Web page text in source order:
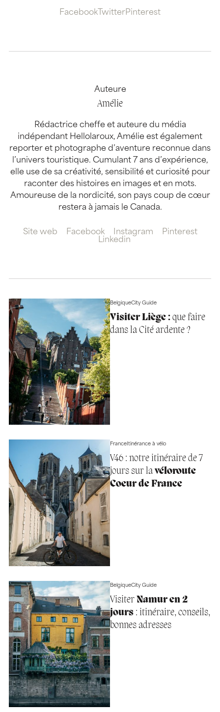
Facebook TwitterPinterest
Auteure
Amélie
Rédactrice cheffe et auteure du média
indépendant Hellolaroux, Amélie est également
reporter et photographe d’aventure reconnue dans
l’univers touristique. Cumulant 7 ans d’expérience,
elle use de sa créativité, sensibilité et curiosité pour
raconter des histoires en images et en mots.
Amoureuse de la nordicité, son pays coup de cœur
restera à jamais le Canada.
Site web Facebook Instagram
Pinterest
Linkedin
BelgiqueCity Guide
Visiter Liège :que faire
dans la Cité ardente ?
FranceItinérance à vélo
V46 : notre itinéraire de 7
jours sur lavéloroute
Coeur de France
BelgiqueCity Guide
VisiterNamur en 2
jours: itinéraire, conseils,
bonnes adresses